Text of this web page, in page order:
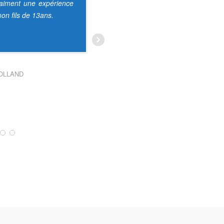
42 ma
Un
tres
une expérience
fils de 13ans.